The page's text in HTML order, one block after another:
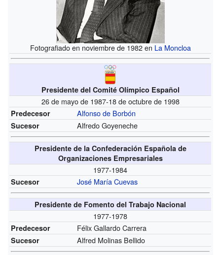
Fotografiado en noviembre de 1982 en La Moncloa
Presidente del Comité Olímpico Español
26 de mayo de 1987-18 de octubre de 1998
Predecesor Alfonso de Borbón
Sucesor Alfredo Goyeneche
Presidente de la Confederación Española de
Organizaciones Empresariales
1977-1984
Sucesor José María Cuevas
Presidente de Fomento del Trabajo Nacional
1977-1978
Predecesor Félix Gallardo Carrera
Sucesor Alfred Molinas Bellido